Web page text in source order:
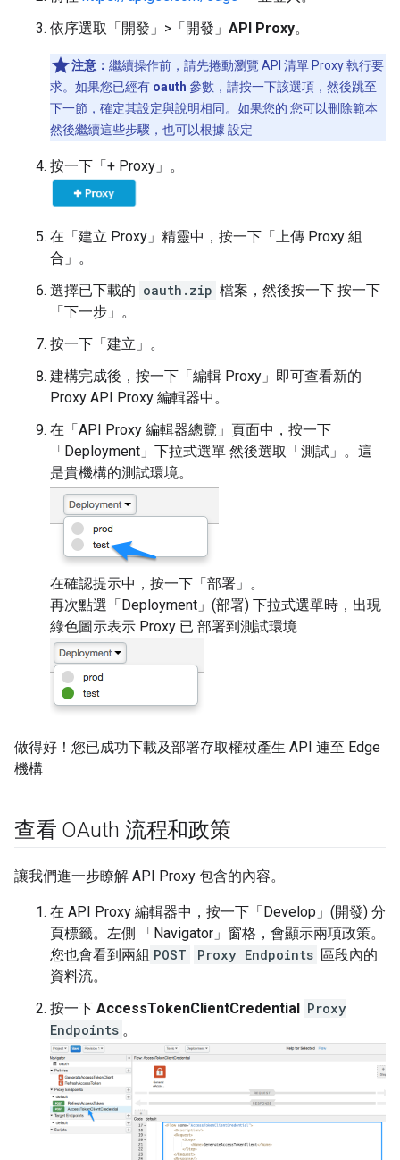
依序選取「開發」>「開發」 API Proxy。
注意： 繼續操作前，請先捲動瀏覽 API 清單 Proxy 執行要
求。如果您已經有 oauth 參數，請按一下該選項，然後跳至
下一節，確定其設定與說明相同。如果您的 您可以刪除範本
然後繼續這些步驟，也可以根據 設定
按一下「+ Proxy」 。
在「建立 Proxy」 精靈中，按一下「上傳 Proxy 組
合」 。
選擇已下載的 oauth.zip 檔案，然後按一下 按一下
「下一步」 。
按一下「建立」 。
建構完成後，按一下「編輯 Proxy」 即可查看新的
Proxy API Proxy 編輯器中。
在「API Proxy 編輯器總覽」頁面中，按一下
「Deployment」 下拉式選單 然後選取「測試」 。這
是貴機構的測試環境。
在確認提示中，按一下「部署」 。
再次點選「Deployment」(部署) 下拉式選單時，出現
綠色圖示表示 Proxy 已 部署到測試環境
做得好！您已成功下載及部署存取權杖產生 API 連至 Edge
機構
查看 OAuth 流程和政策
讓我們進一步瞭解 API Proxy 包含的內容。
在 API Proxy 編輯器中，按一下「Develop」(開發) 分
頁標籤。左側 「Navigator」 窗格，會顯示兩項政策。
您也會看到兩組 POST Proxy Endpoints 區段內的
資料流。
按一下 AccessTokenClientCredential Proxy
Endpoints 。